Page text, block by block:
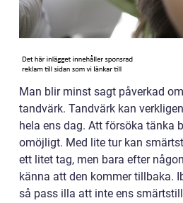
Man blir minst sagt påverkad
tandvärk. Tandvärk kan
hela ens dag. Att försöka tänka
omöjligt. Med lite tur kan
ett litet tag, men bara efter
känna att den kommer tillbaka.
så pass illa att inte ens